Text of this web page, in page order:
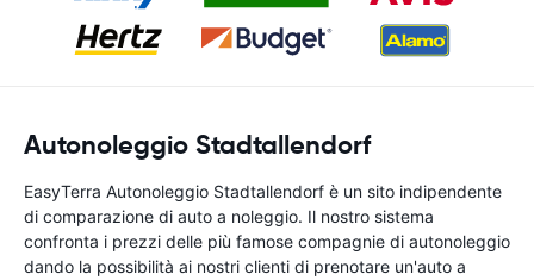
Autonoleggio Stadtallendorf
EasyTerra Autonoleggio Stadtallendorf è un sito indipendente
di comparazione di auto a noleggio. Il nostro sistema
confronta i prezzi delle più famose compagnie di autonoleggio
dando la possibilità ai nostri clienti di prenotare un'auto a